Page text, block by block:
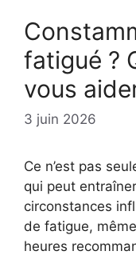
fatigué ?
vous
3 juin 2026
Ce n’est pas
qui peut
circonstances
de fatigue,
heures